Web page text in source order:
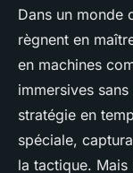
Quels
stratégie
utilise
pour
Dans un monde
règnent en
en machines
immersives
stratégie en
spéciale,
la tactique. Mais